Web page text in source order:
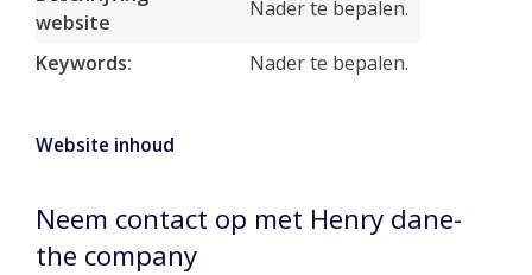
website
Nader te bepalen.
Keywords: Nader te bepalen.
Website inhoud
Neem contact op met Henry dane-
the company